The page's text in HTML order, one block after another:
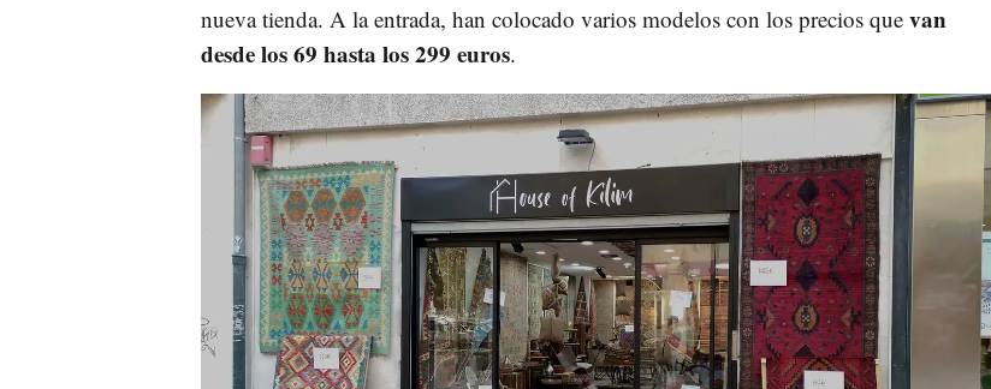
nueva tienda. A la entrada, han colocado varios modelos con los precios que van
desde los 69 hasta los 299 euros.